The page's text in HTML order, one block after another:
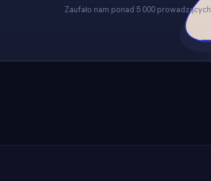
Zaufało nam ponad 5 000 prowadzących